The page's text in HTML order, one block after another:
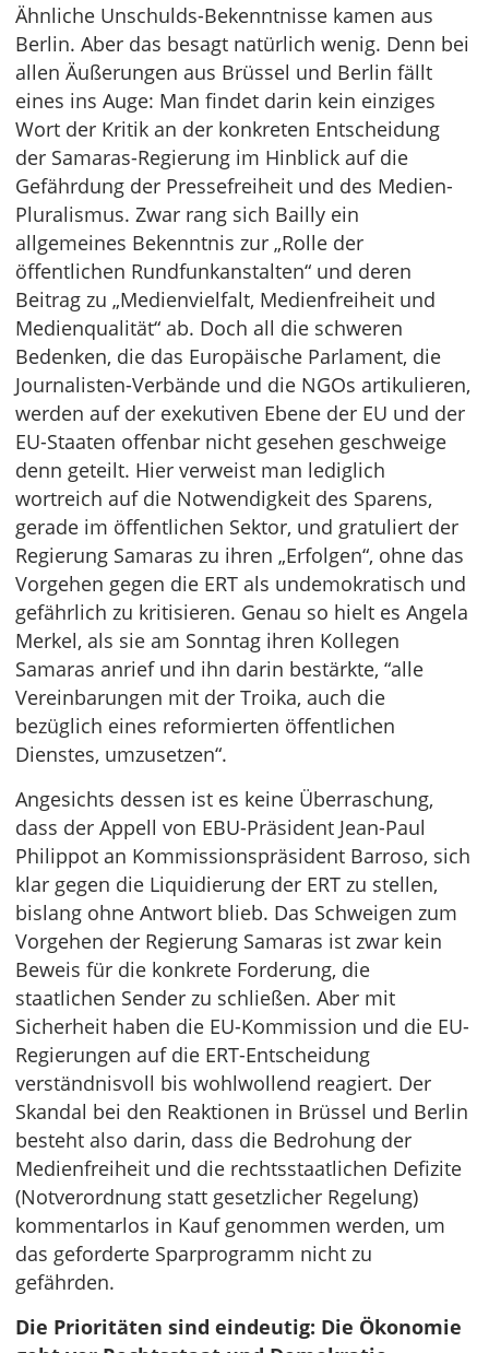
Ähnliche Unschulds-Bekenntnisse kamen aus
Berlin. Aber das besagt natürlich wenig. Denn bei
allen Äußerungen aus Brüssel und Berlin fällt
eines ins Auge: Man findet darin kein einziges
Wort der Kritik an der konkreten Entscheidung
der Samaras-Regierung im Hinblick auf die
Gefährdung der Pressefreiheit und des Medien-
Pluralismus. Zwar rang sich Bailly ein
allgemeines Bekenntnis zur „Rolle der
öffentlichen Rundfunkanstalten“ und deren
Beitrag zu „Medienvielfalt, Medienfreiheit und
Medienqualität“ ab. Doch all die schweren
Bedenken, die das Europäische Parlament, die
Journalisten-Verbände und die NGOs artikulieren,
werden auf der exekutiven Ebene der EU und der
EU-Staaten offenbar nicht gesehen geschweige
denn geteilt. Hier verweist man lediglich
wortreich auf die Notwendigkeit des Sparens,
gerade im öffentlichen Sektor, und gratuliert der
Regierung Samaras zu ihren „Erfolgen“, ohne das
Vorgehen gegen die ERT als undemokratisch und
gefährlich zu kritisieren. Genau so hielt es Angela
Merkel, als sie am Sonntag ihren Kollegen
Samaras anrief und ihn darin bestärkte, “alle
Vereinbarungen mit der Troika, auch die
bezüglich eines reformierten öffentlichen
Dienstes, umzusetzen“.
Angesichts dessen ist es keine Überraschung,
dass der Appell von EBU-Präsident Jean-Paul
Philippot an Kommissionspräsident Barroso, sich
klar gegen die Liquidierung der ERT zu stellen,
bislang ohne Antwort blieb. Das Schweigen zum
Vorgehen der Regierung Samaras ist zwar kein
Beweis für die konkrete Forderung, die
staatlichen Sender zu schließen. Aber mit
Sicherheit haben die EU-Kommission und die EU-
Regierungen auf die ERT-Entscheidung
verständnisvoll bis wohlwollend reagiert. Der
Skandal bei den Reaktionen in Brüssel und Berlin
besteht also darin, dass die Bedrohung der
Medienfreiheit und die rechtsstaatlichen Defizite
(Notverordnung statt gesetzlicher Regelung)
kommentarlos in Kauf genommen werden, um
das geforderte Sparprogramm nicht zu
gefährden.
Die Prioritäten sind eindeutig: Die Ökonomie